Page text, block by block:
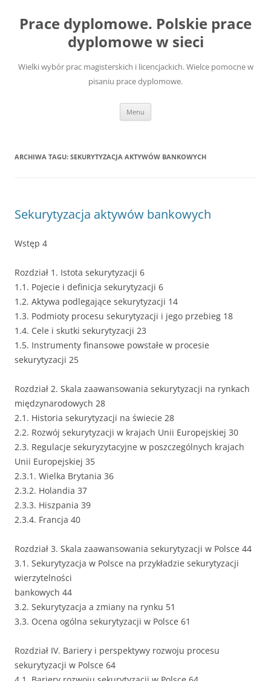
treści
Prace dyplomowe. Polskie prace
dyplomowe w sieci
Wielki wybór prac magisterskich i licencjackich. Wielce pomocne w
pisaniu prace dyplomowe.
Menu
ARCHIWA TAGU: SEKURYTYZACJA AKTYWÓW BANKOWYCH
Sekurytyzacja aktywów bankowych
Wstęp 4
Rozdział 1. Istota sekurytyzacji 6
1.1. Pojecie i definicja sekurytyzacji 6
1.2. Aktywa podlegające sekurytyzacji 14
1.3. Podmioty procesu sekurytyzacji i jego przebieg 18
1.4. Cele i skutki sekurytyzacji 23
1.5. Instrumenty finansowe powstałe w procesie
sekurytyzacji 25
Rozdział 2. Skala zaawansowania sekurytyzacji na rynkach
międzynarodowych 28
2.1. Historia sekurytyzacji na świecie 28
2.2. Rozwój sekurytyzacji w krajach Unii Europejskiej 30
2.3. Regulacje sekuryzytacyjne w poszczególnych krajach
Unii Europejskiej 35
2.3.1. Wielka Brytania 36
2.3.2. Holandia 37
2.3.3. Hiszpania 39
2.3.4. Francja 40
Rozdział 3. Skala zaawansowania sekurytyzacji w Polsce 44
3.1. Sekurytyzacja w Polsce na przykładzie sekurytyzacji
wierzytelności
bankowych 44
3.2. Sekurytyzacja a zmiany na rynku 51
3.3. Ocena ogólna sekurytyzacji w Polsce 61
Rozdział IV. Bariery i perspektywy rozwoju procesu
sekurytyzacji w Polsce 64